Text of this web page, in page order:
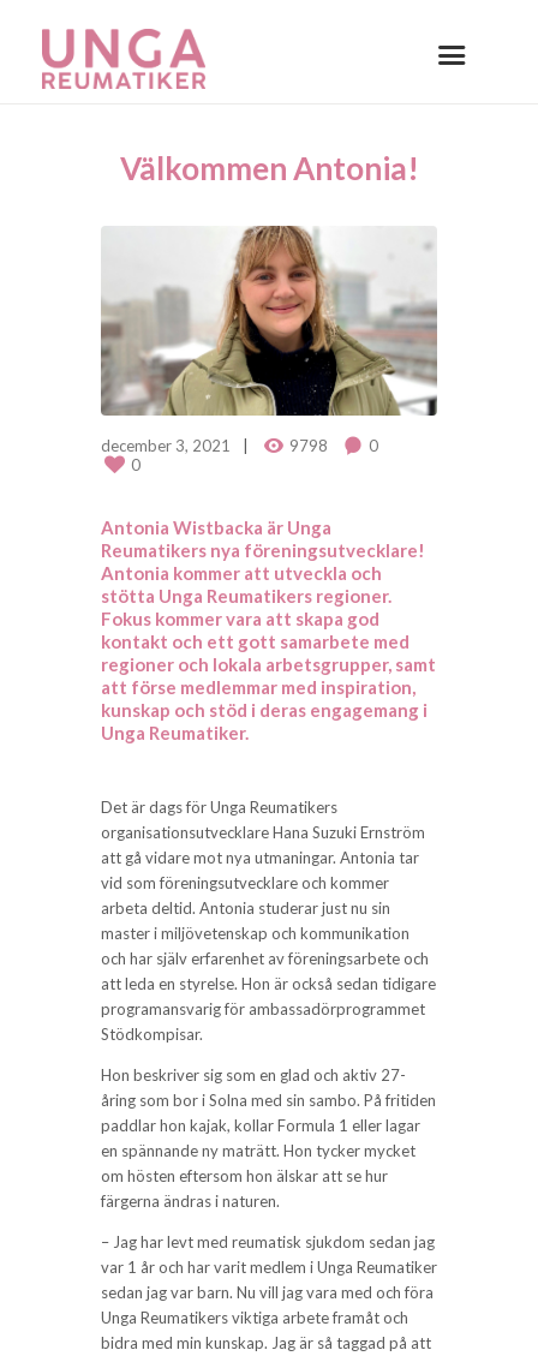
Välkommen Antonia!
december 3, 2021 9798
0
0
Antonia Wistbacka är Unga
Reumatikers nya föreningsutvecklare!
Antonia kommer att utveckla och
stötta Unga Reumatikers regioner.
Fokus kommer vara att skapa god
kontakt och ett gott samarbete med
regioner och lokala arbetsgrupper, samt
att förse medlemmar med inspiration,
kunskap och stöd i deras engagemang i
Unga Reumatiker.
Det är dags för Unga Reumatikers
organisationsutvecklare Hana Suzuki Ernström
att gå vidare mot nya utmaningar. Antonia tar
vid som föreningsutvecklare och kommer
arbeta deltid. Antonia studerar just nu sin
master i miljövetenskap och kommunikation
och har själv erfarenhet av föreningsarbete och
att leda en styrelse. Hon är också sedan tidigare
programansvarig för ambassadörprogrammet
Stödkompisar.
Hon beskriver sig som en glad och aktiv 27-
åring som bor i Solna med sin sambo. På fritiden
paddlar hon kajak, kollar Formula 1 eller lagar
en spännande ny maträtt. Hon tycker mycket
om hösten eftersom hon älskar att se hur
färgerna ändras i naturen.
– Jag har levt med reumatisk sjukdom sedan jag
var 1 år och har varit medlem i Unga Reumatiker
sedan jag var barn. Nu vill jag vara med och föra
Unga Reumatikers viktiga arbete framåt och
bidra med min kunskap. Jag är så taggad på att